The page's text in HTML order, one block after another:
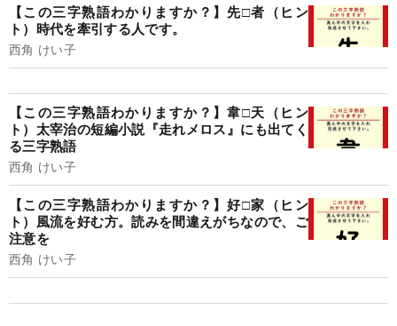
【この三字熟語わかりますか？】先□者（ヒン
ト）時代を牽引する人です。
西角 けい子
【この三字熟語わかりますか？】韋□天（ヒン
ト）太宰治の短編小説『走れメロス』にも出てく
る三字熟語
西角 けい子
【この三字熟語わかりますか？】好□家（ヒン
ト）風流を好む方。読みを間違えがちなので、ご
注意を
西角 けい子